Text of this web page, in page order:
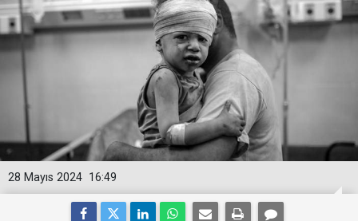
16:49
28 Mayıs 2024